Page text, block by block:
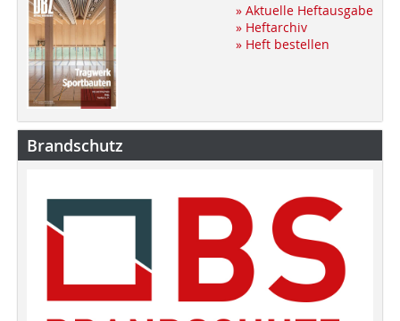
» Aktuelle Heftausgabe
» Heftarchiv
» Heft bestellen
Brandschutz